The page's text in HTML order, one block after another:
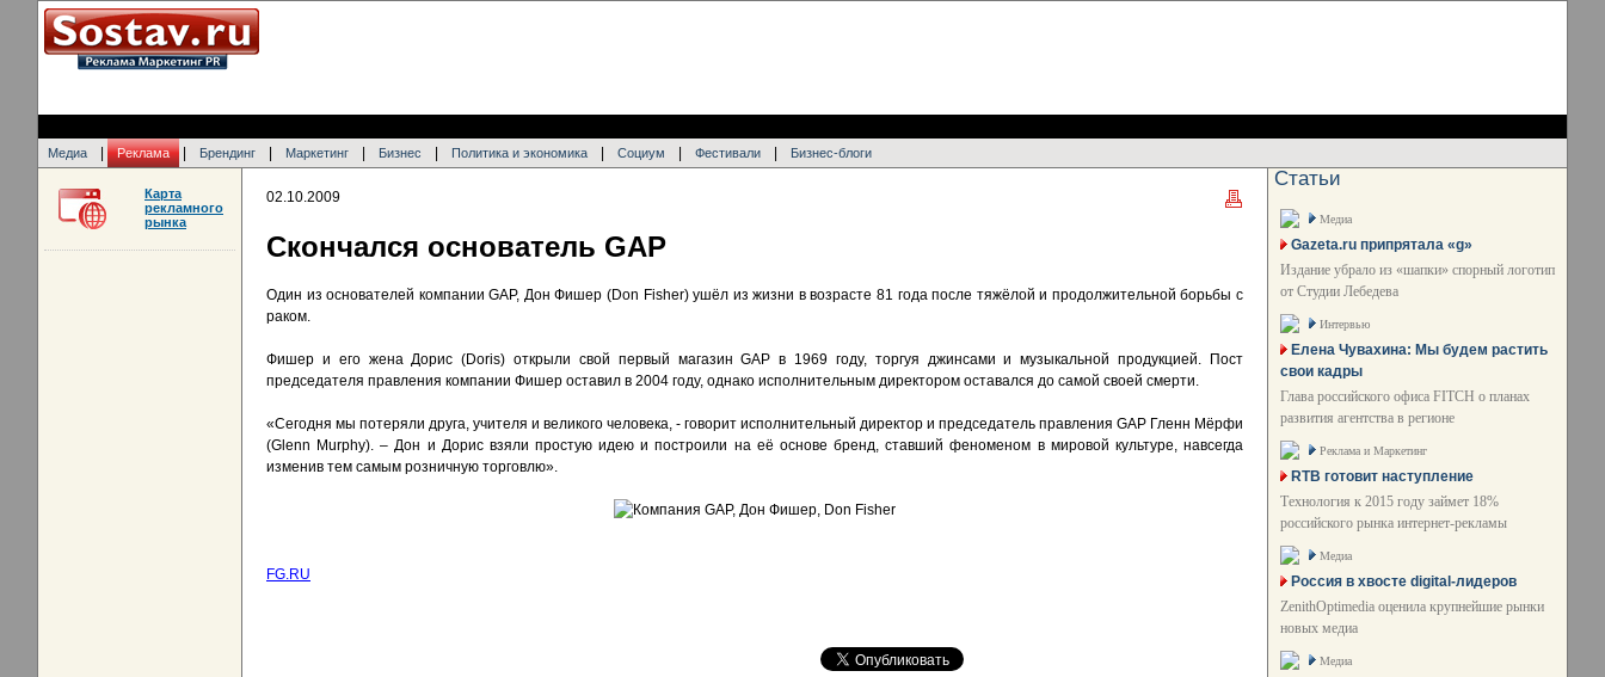
Медиа Реклама Брендинг Маркетинг Бизнес Политика и экономика Социум Фестивали Бизнес-блоги
02.10.2009
Скончался основатель GAP
Один из основателей компании GAP, Дон Фишер (Don Fisher) ушёл из жизни в возрасте 81 года после тяжёлой и продолжительной борьбы с
раком.
Фишер и его жена Дорис (Doris) открыли свой первый магазин GAP в 1969 году, торгуя джинсами и музыкальной продукцией. Пост
председателя правления компании Фишер оставил в 2004 году, однако исполнительным директором оставался до самой своей смерти.
«Сегодня мы потеряли друга, учителя и великого человека, - говорит исполнительный директор и председатель правления GAP Гленн Мёрфи
(Glenn Murphy). – Дон и Дорис взяли простую идею и построили на её основе бренд, ставший феноменом в мировой культуре, навсегда
изменив тем самым розничную торговлю».
FG.RU
Карта
рекламного
рынка
Статьи
Медиа
Gazeta.ru припрятала «g»
Издание убрало из «шапки» спорный логотип
от Студии Лебедева
Интервью
Елена Чувахина: Мы будем растить
свои кадры
Глава российского офиса FITCH о планах
развития агентства в регионе
Реклама и Маркетинг
RTB готовит наступление
Технология к 2015 году займет 18%
российского рынка интернет-рекламы
Медиа
Россия в хвосте digital-лидеров
ZenithOptimedia оценила крупнейшие рынки
новых медиа
Медиа